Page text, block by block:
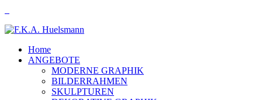
Home
ANGEBOTE
MODERNE GRAPHIK
BILDERRAHMEN
SKULPTUREN